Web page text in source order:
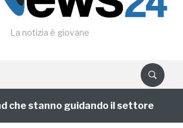
La notizia è giovane
stanno guidando il settore